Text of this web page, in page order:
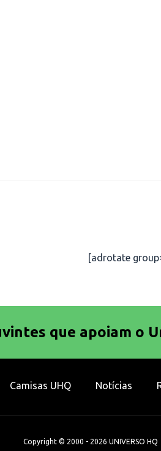
[adrotate
que apoiam o
Camisas UHQ Notícias
Copyright © 2000 - 2026 UNIVERSO HQ